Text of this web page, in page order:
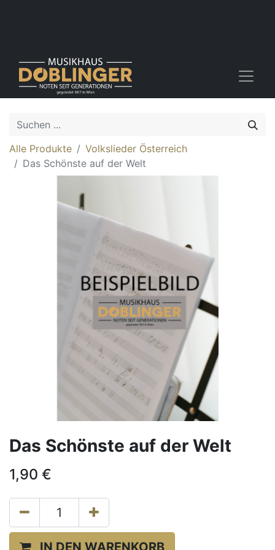
Alle Produkte
Volkslieder Österreich
Das Schönste auf der Welt
Das Schönste auf der Welt
1,90 €
IN DEN WARENKORB